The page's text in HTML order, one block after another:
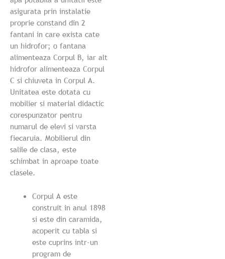
asigurata prin instalatie
proprie constand din 2
fantani in care exista cate
un hidrofor; o fantana
alimenteaza Corpul B, iar alt
hidrofor alimenteaza Corpul
C si chiuveta in Corpul A.
Unitatea este dotata cu
mobilier si material didactic
corespunzator pentru
numarul de elevi si varsta
fiecaruia. Mobilierul din
salile de clasa, este
schimbat in aproape toate
clasele.
Corpul A este
construit in anul 1898
si este din caramida,
acoperit cu tabla si
este cuprins intr-un
program de